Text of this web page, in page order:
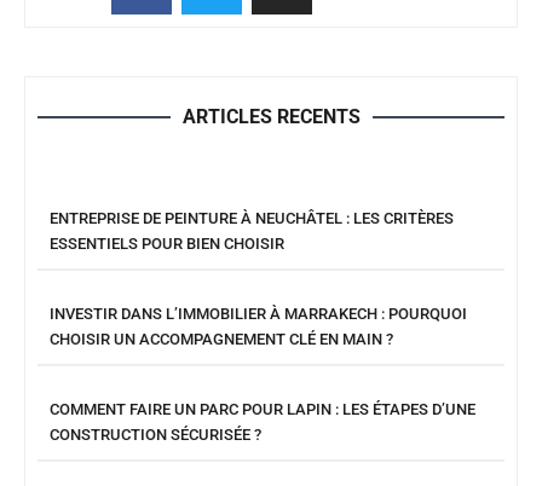
ARTICLES RECENTS
ENTREPRISE DE PEINTURE À NEUCHÂTEL : LES CRITÈRES
ESSENTIELS POUR BIEN CHOISIR
INVESTIR DANS L’IMMOBILIER À MARRAKECH : POURQUOI
CHOISIR UN ACCOMPAGNEMENT CLÉ EN MAIN ?
COMMENT FAIRE UN PARC POUR LAPIN : LES ÉTAPES D’UNE
CONSTRUCTION SÉCURISÉE ?